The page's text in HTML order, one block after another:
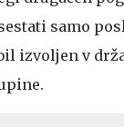
samo
izvoljen v